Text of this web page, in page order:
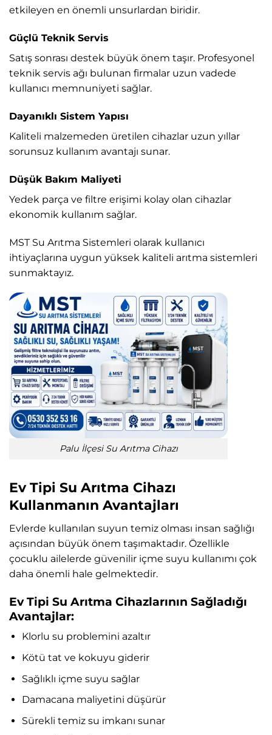
etkileyen en önemli unsurlardan biridir.
Güçlü Teknik Servis
Satış sonrası destek büyük önem taşır. Profesyonel
teknik servis ağı bulunan firmalar uzun vadede
kullanıcı memnuniyeti sağlar.
Dayanıklı Sistem Yapısı
Kaliteli malzemeden üretilen cihazlar uzun yıllar
sorunsuz kullanım avantajı sunar.
Düşük Bakım Maliyeti
Yedek parça ve filtre erişimi kolay olan cihazlar
ekonomik kullanım sağlar.
MST Su Arıtma Sistemleri olarak kullanıcı
ihtiyaçlarına uygun yüksek kaliteli arıtma sistemleri
sunmaktayız.
Palu İlçesi Su Arıtma Cihazı
Ev Tipi Su Arıtma Cihazı
Kullanmanın Avantajları
Evlerde kullanılan suyun temiz olması insan sağlığı
açısından büyük önem taşımaktadır. Özellikle
çocuklu ailelerde güvenilir içme suyu kullanımı çok
daha önemli hale gelmektedir.
Ev Tipi Su Arıtma Cihazlarının Sağladığı
Avantajlar:
Klorlu su problemini azaltır
Kötü tat ve kokuyu giderir
Sağlıklı içme suyu sağlar
Damacana maliyetini düşürür
Sürekli temiz su imkanı sunar